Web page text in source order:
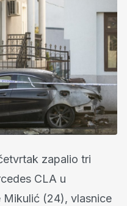
zapalio tri
CLA u
(24), vlasnice